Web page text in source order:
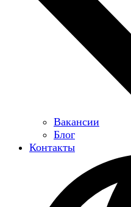
Вакансии
Блог
Контакты